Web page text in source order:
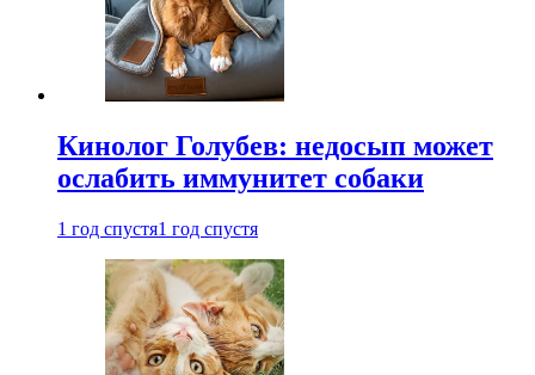
Кинолог Голубев: недосып может
ослабить иммунитет собаки
1 год спустя1 год спустя